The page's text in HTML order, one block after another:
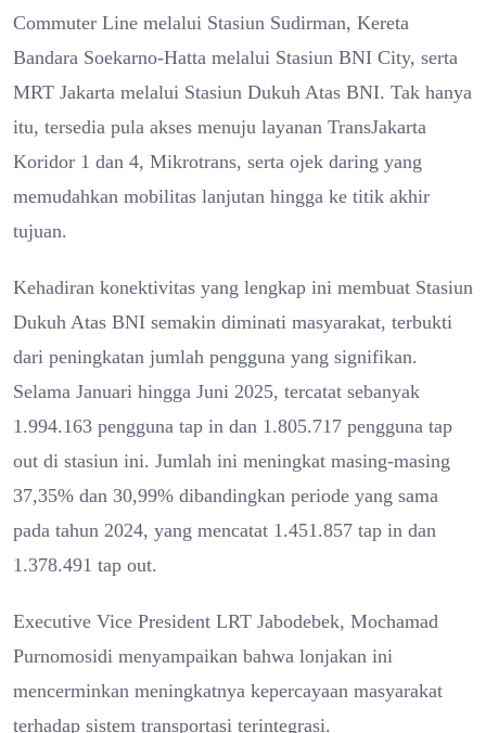
Commuter Line melalui Stasiun Sudirman, Kereta
Bandara Soekarno-Hatta melalui Stasiun BNI City, serta
MRT Jakarta melalui Stasiun Dukuh Atas BNI. Tak hanya
itu, tersedia pula akses menuju layanan TransJakarta
Koridor 1 dan 4, Mikrotrans, serta ojek daring yang
memudahkan mobilitas lanjutan hingga ke titik akhir
tujuan.
Kehadiran konektivitas yang lengkap ini membuat Stasiun
Dukuh Atas BNI semakin diminati masyarakat, terbukti
dari peningkatan jumlah pengguna yang signifikan.
Selama Januari hingga Juni 2025, tercatat sebanyak
1.994.163 pengguna tap in dan 1.805.717 pengguna tap
out di stasiun ini. Jumlah ini meningkat masing-masing
37,35% dan 30,99% dibandingkan periode yang sama
pada tahun 2024, yang mencatat 1.451.857 tap in dan
1.378.491 tap out.
Executive Vice President LRT Jabodebek, Mochamad
Purnomosidi menyampaikan bahwa lonjakan ini
mencerminkan meningkatnya kepercayaan masyarakat
terhadap sistem transportasi terintegrasi.